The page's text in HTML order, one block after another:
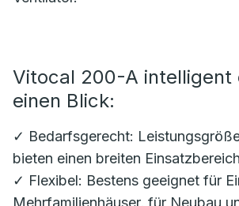
Vitocal 200-A intelligent
einen Blick:
✓ Bedarfsgerecht:
bieten einen breiten Einsatzbereich
✓ Flexibel: Bestens geeignet für
Mehrfamilienhäuser, für Neubau